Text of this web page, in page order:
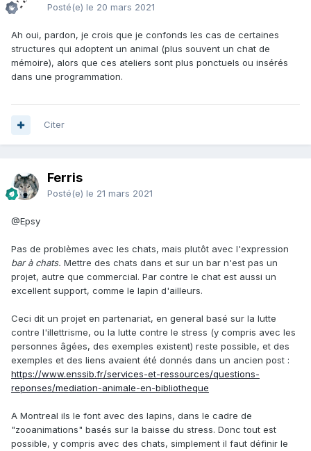
Posté(e) le 20 mars 2021
Ah oui, pardon, je crois que je confonds les cas de certaines
structures qui adoptent un animal (plus souvent un chat de
mémoire), alors que ces ateliers sont plus ponctuels ou insérés
dans une programmation.
Citer
Ferris
Posté(e) le 21 mars 2021
@Epsy
Pas de problèmes avec les chats, mais plutôt avec l'expression
bar à chats. Mettre des chats dans et sur un bar n'est pas un
projet, autre que commercial. Par contre le chat est aussi un
excellent support, comme le lapin d'ailleurs.
Ceci dit un projet en partenariat, en general basé sur la lutte
contre l'illettrisme, ou la lutte contre le stress (y compris avec les
personnes âgées, des exemples existent) reste possible, et des
exemples et des liens avaient été donnés dans un ancien post :
https://www.enssib.fr/services-et-ressources/questions-
reponses/mediation-animale-en-bibliotheque
A Montreal ils le font avec des lapins, dans le cadre de
"zooanimations" basés sur la baisse du stress. Donc tout est
possible, y compris avec des chats, simplement il faut définir le